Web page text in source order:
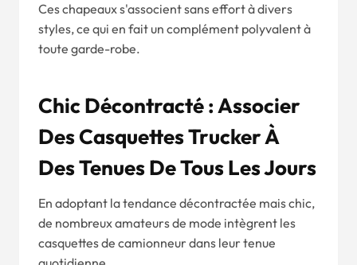
Ces chapeaux s'associent sans effort à divers
styles, ce qui en fait un complément polyvalent à
toute garde-robe.
Chic Décontracté : Associer
Des Casquettes Trucker À
Des Tenues De Tous Les Jours
En adoptant la tendance décontractée mais chic,
de nombreux amateurs de mode intègrent les
casquettes de camionneur dans leur tenue